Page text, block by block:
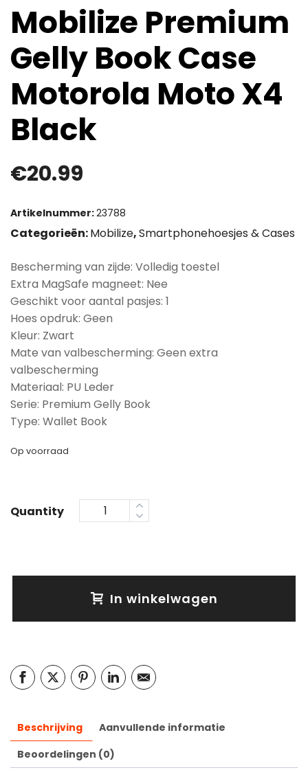
Mobilize Premium
Gelly Book Case
Motorola Moto X4
Black
€20.99
Artikelnummer:23788
Categorieën:Mobilize,Smartphonehoesjes & Cases
Bescherming van zijde: Volledig toestel
Extra MagSafe magneet: Nee
Geschikt voor aantal pasjes: 1
Hoes opdruk: Geen
Kleur: Zwart
Mate van valbescherming: Geen extra
valbescherming
Materiaal: PU Leder
Serie: Premium Gelly Book
Type: Wallet Book
Op voorraad
Quantity
In winkelwagen
Beschrijving
Aanvullende informatie
Beoordelingen (0)